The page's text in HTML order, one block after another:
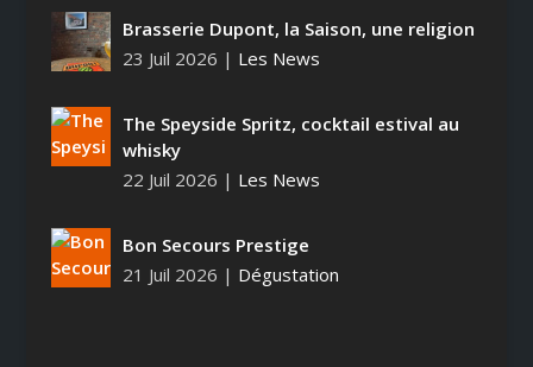
Brasserie Dupont, la Saison, une religion
23 Juil 2026 | Les News
The Speyside Spritz, cocktail estival au
whisky
22 Juil 2026 | Les News
Bon Secours Prestige
21 Juil 2026 | Dégustation